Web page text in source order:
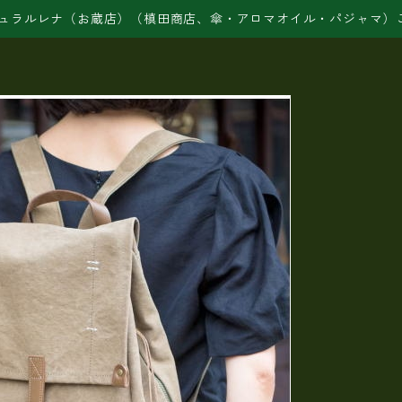
ラルレナ（お蔵店）（槙田商店、傘・アロマオイル・パジャマ）